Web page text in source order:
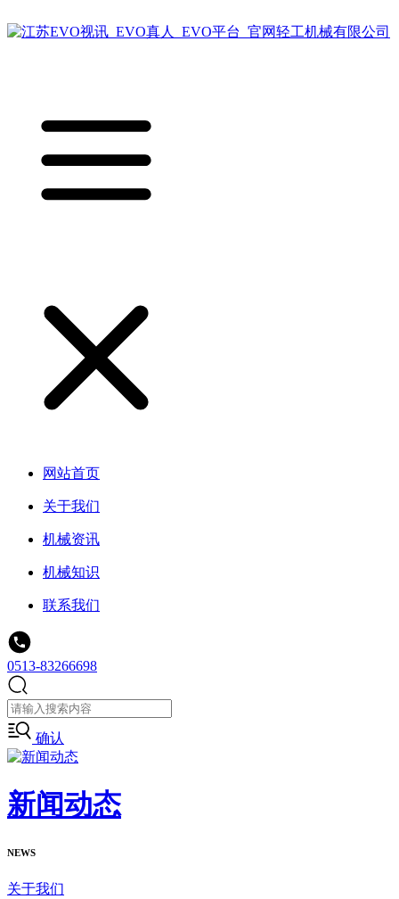
网站首页
关于我们
机械资讯
机械知识
联系我们
0513-83266698
确认
新闻动态
NEWS
关于我们